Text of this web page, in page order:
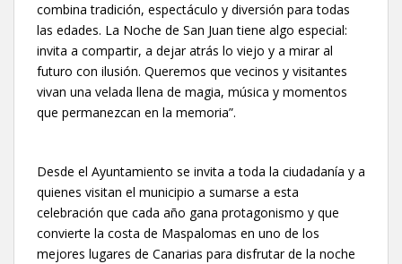
combina tradición, espectáculo y diversión para todas
las edades. La Noche de San Juan tiene algo especial:
invita a compartir, a dejar atrás lo viejo y a mirar al
futuro con ilusión. Queremos que vecinos y visitantes
vivan una velada llena de magia, música y momentos
que permanezcan en la memoria”.
Desde el Ayuntamiento se invita a toda la ciudadanía y a
quienes visitan el municipio a sumarse a esta
celebración que cada año gana protagonismo y que
convierte la costa de Maspalomas en uno de los
mejores lugares de Canarias para disfrutar de la noche